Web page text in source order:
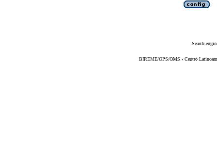
Search
BIREME/OPS/OMS - Centro